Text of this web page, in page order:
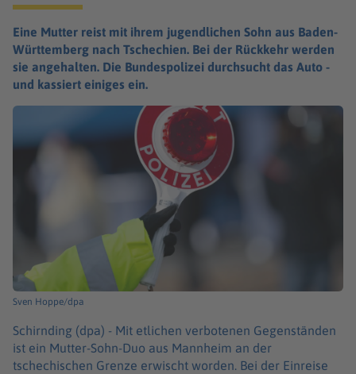
Eine Mutter reist mit ihrem jugendlichen Sohn aus Baden-
Württemberg nach Tschechien. Bei der Rückkehr werden
sie angehalten. Die Bundespolizei durchsucht das Auto -
und kassiert einiges ein.
Sven Hoppe/dpa
Schirnding (dpa) - Mit etlichen verbotenen Gegenständen
ist ein Mutter-Sohn-Duo aus Mannheim an der
tschechischen Grenze erwischt worden. Bei der Einreise